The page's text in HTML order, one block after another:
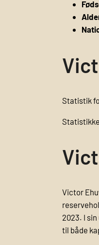
Statistik
Victor
2023. I
til både